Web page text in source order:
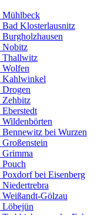
Mühlbeck
Klosterlausnitz
Nobitz
Thallwitz
Wolfen
Kahlwinkel
Drogen
Zehbitz
bei Wurzen
Grimma
bei Eisenberg
Gölzau
Löbejün